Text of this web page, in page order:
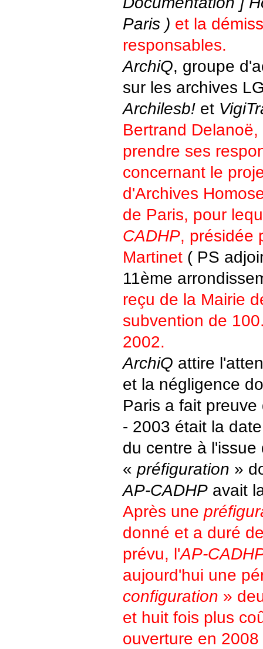
Paris ) et la
responsables.
ArchiQ, groupe
sur les archives
Archilesb!et
Bertrand
prendre ses
concernant le
d'Archives
de Paris, pour
CADHP, présidée
Martinet( PS
11ème
reçu de la Mairie
subvention de
2002.
ArchiQ attire
et la négligence
Paris a fait
- 2003 était la
du centre à
« préfiguration »
AP-CADHPavait
Après une
donné et a duré
prévu, l'AP-
aujourd'hui une
configuration »
et huit fois plus
ouverture en 2008